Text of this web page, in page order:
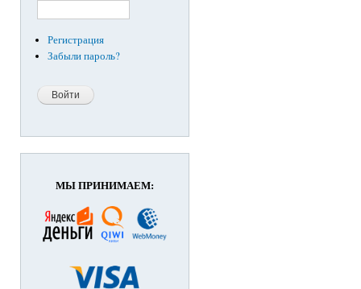
Регистрация
Забыли пароль?
МЫ ПРИНИМАЕМ: